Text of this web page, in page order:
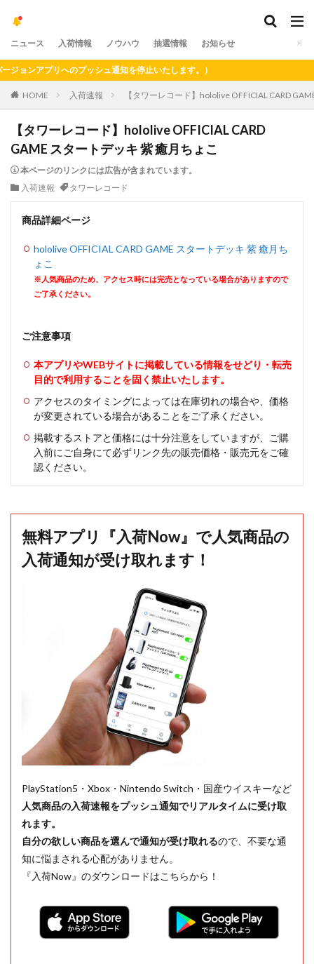
ニュース 入荷情報 ノウハウ 抽選情報 お知らせ
アプリへのプッシュ通知を停止いたします。）
HOME 入荷速報 【タワーレコード】hololive OFFICIAL CARD
【タワーレコード】hololive OFFICIAL CARD
GAME スタートデッキ 紫 癒月ちょこ
本ページのリンクには広告が含まれています。
入荷速報
タワーレコード
商品詳細ページ
hololive OFFICIAL CARD GAME スタートデッキ 紫 癒月ち
ょこ
※人気商品のため、アクセス時には完売となっている場合がありますので
ご了承ください。
ご注意事項
本アプリやWEBサイトに掲載している情報をせどり・転売
目的で利用することを固く禁止いたします。
アクセスのタイミングによっては在庫切れの場合や、価格
が変更されている場合があることをご了承ください。
掲載するストアと価格には十分注意をしていますが、ご購
入前にご自身にて必ずリンク先の販売価格・販売元をご確
認ください。
無料アプリ『入荷Now』で人気商品の
入荷通知が受け取れます！
PlayStation5・Xbox・Nintendo Switch・国産ウイスキーなど
人気商品の入荷速報をプッシュ通知でリアルタイムに受け取
れます。
自分の欲しい商品を選んで通知が受け取れるので、不要な通
知に悩まされる心配がありません。
『入荷Now』のダウンロードはこちらから！